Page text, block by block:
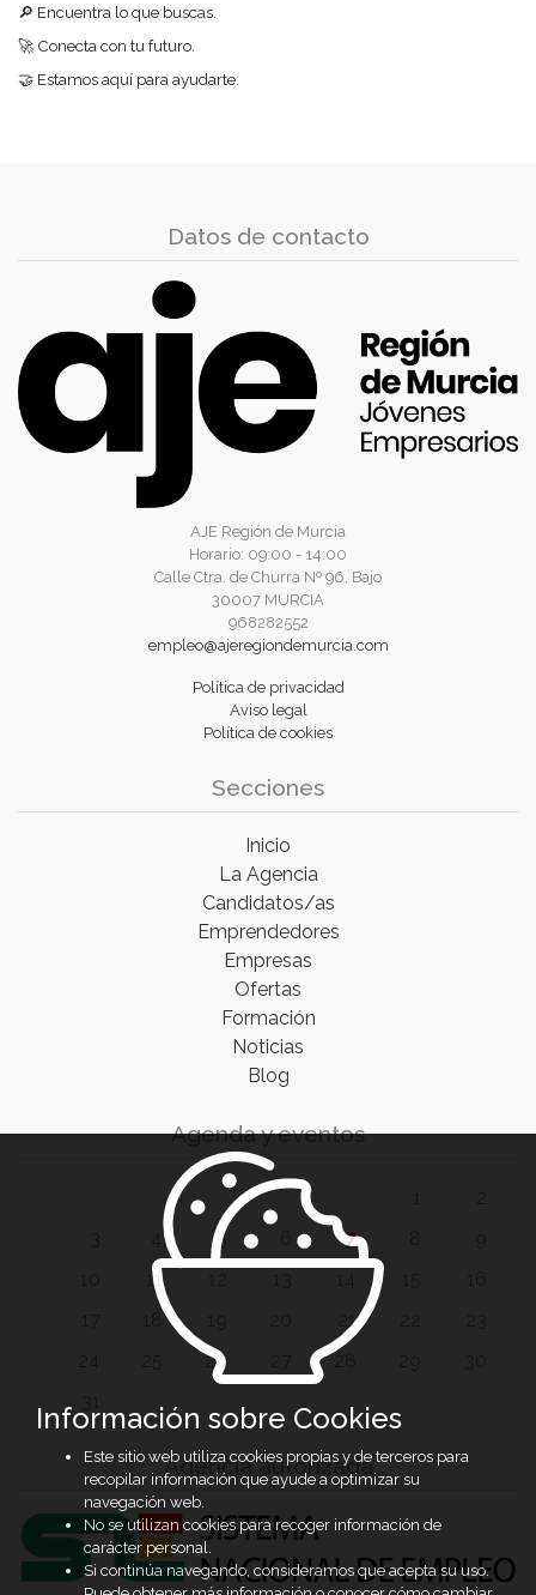
🔎 Encuentra lo que buscas.
🚀 Conecta con tu futuro.
🤝 Estamos aquí para ayudarte.
Datos de contacto
AJE Región de Murcia
Horario: 09:00 - 14:00
Calle Ctra. de Churra Nº 96, Bajo
30007 MURCIA
968282552
empleo@ajeregiondemurcia.com
Política de privacidad
Aviso legal
Política de cookies
Secciones
Inicio
La Agencia
Candidatos/as
Emprendedores
Empresas
Ofertas
Formación
Noticias
Blog
Agenda y eventos
5 7
11
21
26 28
Agencia autorizada
Información sobre Cookies
Este sitio web utiliza cookies propias y de terceros para
recopilar información que ayude a optimizar su
navegación web.
No se utilizan cookies para recoger información de
carácter personal.
Si continúa navegando, consideramos que acepta su uso.